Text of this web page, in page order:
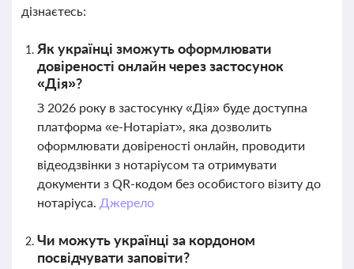
дізнаєтесь:
Як українці зможуть оформлювати
довіреності онлайн через застосунок
«Дія»?
З 2026 року в застосунку «Дія» буде доступна
платформа «е-Нотаріат», яка дозволить
оформлювати довіреності онлайн, проводити
відеодзвінки з нотаріусом та отримувати
документи з QR-кодом без особистого візиту до
нотаріуса. Джерело
Чи можуть українці за кордоном
посвідчувати заповіти?